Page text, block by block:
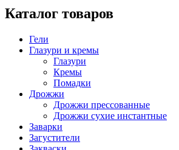
Каталог товаров
Гели
Глазури и кремы
Глазури
Кремы
Помадки
Дрожжи
Дрожжи прессованные
Дрожжи сухие инстантные
Заварки
Загустители